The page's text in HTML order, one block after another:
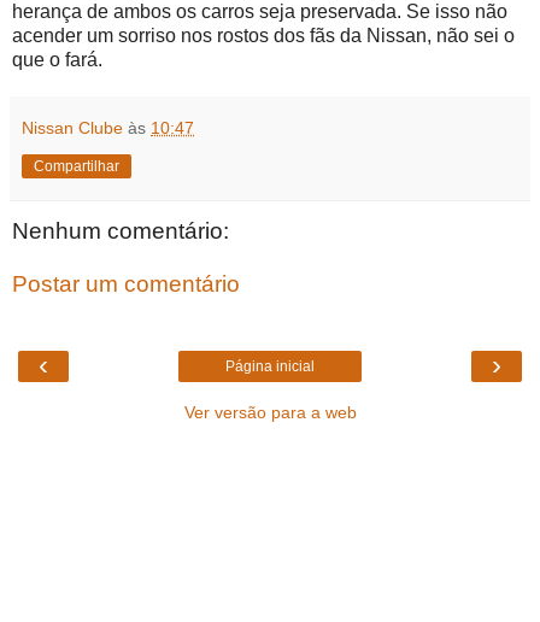
herança de ambos os carros seja preservada. Se isso não
acender um sorriso nos rostos dos fãs da Nissan, não sei o
que o fará.
Nissan Clube às 10:47
Compartilhar
Nenhum comentário:
Postar um comentário
‹ ›
Página inicial
Ver versão para a web